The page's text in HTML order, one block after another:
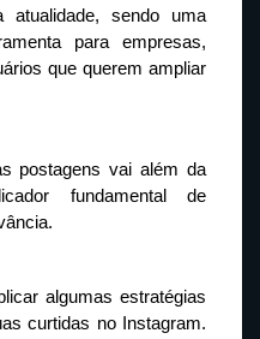
atualidade, sendo uma
para empresas,
que querem ampliar
postagens vai além da
fundamental de
algumas estratégias
curtidas no Instagram.